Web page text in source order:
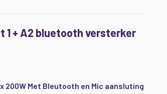
1 + A2 bluetooth versterker
200W Met Bleutooth en Mic aansluting